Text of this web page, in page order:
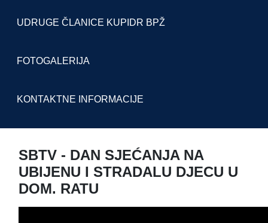
UDRUGE ČLANICE KUPIDR BPŽ
FOTOGALERIJA
KONTAKTNE INFORMACIJE
SBTV - DAN SJEĆANJA NA
UBIJENU I STRADALU DJECU U
DOM. RATU